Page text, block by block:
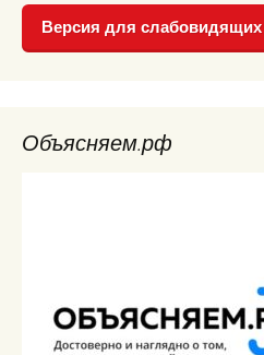
Версия для слабовидящих
Объясняем.рф